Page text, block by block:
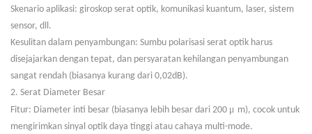
Skenario aplikasi: giroskop serat optik, komunikasi kuantum, laser, sistem
sensor, dll.
Kesulitan dalam penyambungan: Sumbu polarisasi serat optik harus
disejajarkan dengan tepat, dan persyaratan kehilangan penyambungan
sangat rendah (biasanya kurang dari 0,02dB).
2. Serat Diameter Besar
Fitur: Diameter inti besar (biasanya lebih besar dari 200 μ m), cocok untuk
mengirimkan sinyal optik daya tinggi atau cahaya multi-mode.